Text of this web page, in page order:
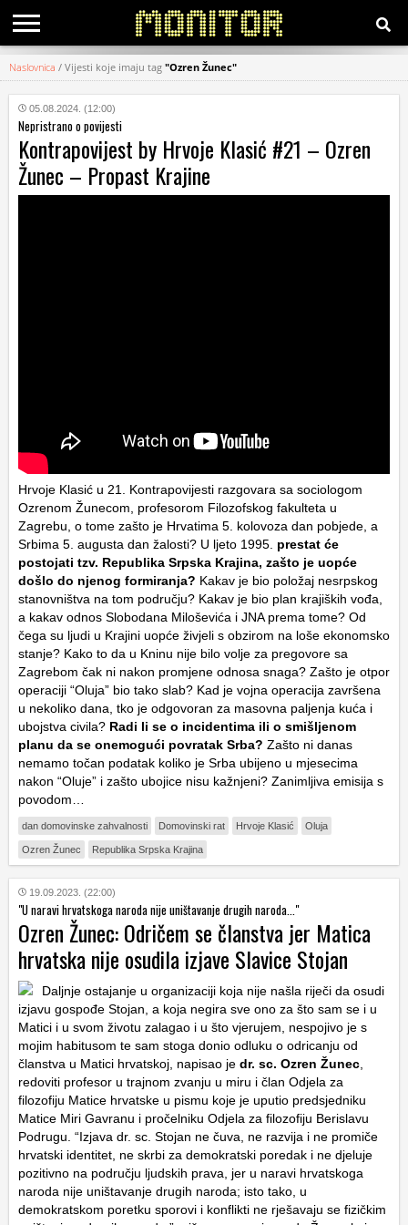
KATEGORIJE
HRVATSKI
WEB
Naslovnica / Vijesti koje imaju tag "Ozren Žunec"
05.08.2024. (12:00)
Nepristrano o povijesti
Kontrapovijest by Hrvoje Klasić #21 – Ozren
Žunec – Propast Krajine
Hrvoje Klasić u 21. Kontrapovijesti razgovara sa sociologom
Ozrenom Žunecom, profesorom Filozofskog fakulteta u
Zagrebu, o tome zašto je Hrvatima 5. kolovoza dan pobjede, a
Srbima 5. augusta dan žalosti? U ljeto 1995. prestat će
postojati tzv. Republika Srpska Krajina, zašto je uopće
došlo do njenog formiranja? Kakav je bio položaj nesrpskog
stanovništva na tom području? Kakav je bio plan krajiških vođa,
a kakav odnos Slobodana Miloševića i JNA prema tome? Od
čega su ljudi u Krajini uopće živjeli s obzirom na loše ekonomsko
stanje? Kako to da u Kninu nije bilo volje za pregovore sa
Zagrebom čak ni nakon promjene odnosa snaga? Zašto je otpor
operaciji “Oluja” bio tako slab? Kad je vojna operacija završena
u nekoliko dana, tko je odgovoran za masovna paljenja kuća i
ubojstva civila? Radi li se o incidentima ili o smišljenom
planu da se onemogući povratak Srba? Zašto ni danas
nemamo točan podatak koliko je Srba ubijeno u mjesecima
nakon “Oluje” i zašto ubojice nisu kažnjeni? Zanimljiva emisija s
povodom…
dan domovinske zahvalnosti Domovinski rat Hrvoje Klasić Oluja
Ozren Žunec Republika Srpska Krajina
19.09.2023. (22:00)
"U naravi hrvatskoga naroda nije uništavanje drugih naroda..."
Ozren Žunec: Odričem se članstva jer Matica
hrvatska nije osudila izjave Slavice Stojan
Daljnje ostajanje u organizaciji koja nije našla riječi da osudi
izjavu gospođe Stojan, a koja negira sve ono za što sam se i u
Matici i u svom životu zalagao i u što vjerujem, nespojivo je s
mojim habitusom te sam stoga donio odluku o odricanju od
članstva u Matici hrvatskoj, napisao je dr. sc. Ozren Žunec
redoviti profesor u trajnom zvanju u miru i član Odjela za
filozofiju Matice hrvatske u pismu koje je uputio predsjedniku
Matice Miri Gavranu i pročelniku Odjela za filozofiju Berislavu
Podrugu. “Izjava dr. sc. Stojan ne čuva, ne razvija i ne promiče
hrvatski identitet, ne skrbi za demokratski poredak i ne djeluje
pozitivno na području ljudskih prava, jer u naravi hrvatskoga
naroda nije uništavanje drugih naroda; isto tako, u
demokratskom poretku sporovi i konflikti ne rješavaju se fizičkim